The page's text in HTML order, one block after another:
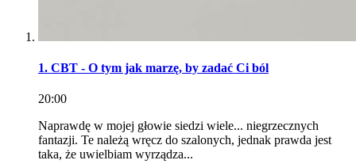
1. CBT - O tym jak marzę, by zadać Ci ból
20:00
Naprawdę w mojej głowie siedzi wiele... niegrzecznych
fantazji. Te należą wręcz do szalonych, jednak prawda jest
taka, że uwielbiam wyrządza...